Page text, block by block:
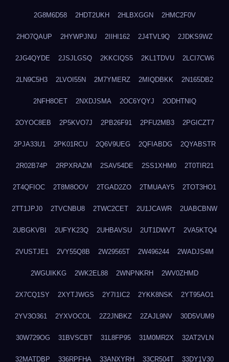
2G8M6D58 2HDT2UKH 2HLBXGGN 2HMC2F0V
2HO7QAUP 2HYWPJNU 2IIHI162 2J4TVL9Q 2JDKS9WZ
2JG4QYDE 2JSJLGSQ 2KKCIQS5 2KL1TDVU 2LCI7CW6
2LN9C5H3 2LVOI55N 2M7YMERZ 2MIQDBKK 2N165DB2
2NFH8OET 2NXDJSMA 2OC6YQYJ 2ODHTNIQ
2OYOC8EB 2P5KVO7J 2PB26F91 2PFU2MB3 2PGICZT7
2PJA33U1 2PK01RCU 2Q6V9UEG 2QFIABDG 2QYABSTR
2R02B74P 2RPXRAZM 2SAV54DE 2SS1XHM0 2T0TIR21
2T4QFIOC 2T8M8OOV 2TGAD2ZO 2TMUAAY5 2TOT3HO1
2TT1JPJ0 2TVCNBU8 2TWC2CET 2U1JCAWR 2UABCBNW
2UBGKVBI 2UFYK23Q 2UHBAVSU 2UT1DWVT 2VA5KTQ4
2VUSTJE1 2VY55Q8B 2W29565T 2W496244 2WADJS4M
2WGUIKKG 2WK2EL88 2WNPNKRH 2WV0ZHMD
2X7CQ1SY 2XYTJWGS 2Y7I1IC2 2YKK8NSK 2YT95AO1
2YV3O361 2YXVOCOL 2Z2JNBKZ 2ZAJL9NV 30D5VUM9
30W729OG 31BVSCBT 31L8FP95 31M0MR2X 32AT2VLN
32MATDBP 336RPFHA 33ANXYRH 33CR504T 33DY1V30